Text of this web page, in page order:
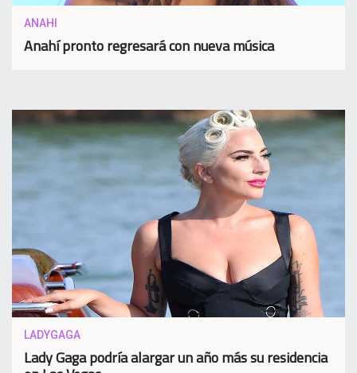
ANAHI
Anahí pronto regresará con nueva música
LADYGAGA
Lady Gaga podría alargar un año más su residencia